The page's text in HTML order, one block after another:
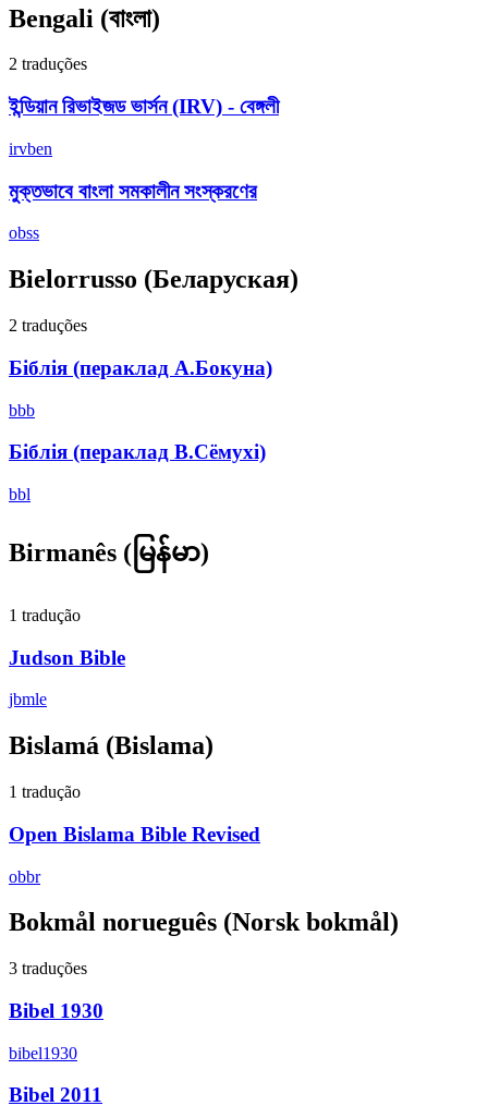
Bengali (বাংলা)
2 traduções
ইন্ডিয়ান রিভাইজড ভার্সন (IRV) - বেঙ্গলী
irvben
মুক্তভাবে বাংলা সমকালীন সংস্করণের
obss
Bielorrusso (Беларуская)
2 traduções
Біблія (пераклад А.Бокуна)
bbb
Біблія (пераклад В.Сёмухі)
bbl
Birmanês (မြန်မာ)
1 tradução
Judson Bible
jbmle
Bislamá (Bislama)
1 tradução
Open Bislama Bible Revised
obbr
Bokmål norueguês (Norsk bokmål)
3 traduções
Bibel 1930
bibel1930
Bibel 2011